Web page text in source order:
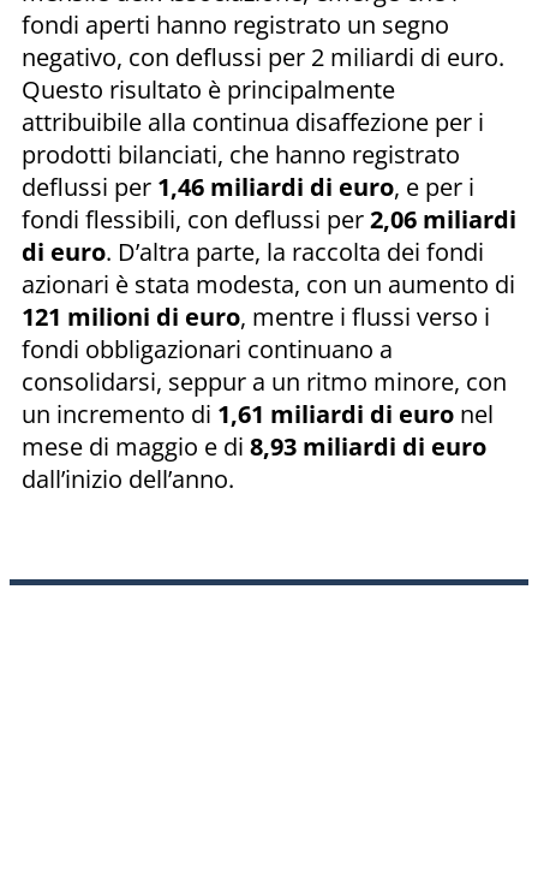
fondi aperti hanno registrato un segno
negativo, con deflussi per 2 miliardi di euro.
Questo risultato è principalmente
attribuibile alla continua disaffezione per i
prodotti bilanciati, che hanno registrato
deflussi per 1,46 miliardi di euro, e per i
fondi flessibili, con deflussi per2,06 miliardi
di euro. D’altra parte, la raccolta dei fondi
azionari è stata modesta, con un aumento di
121 milioni di euro, mentre i flussi verso i
fondi obbligazionari continuano a
consolidarsi, seppur a un ritmo minore, con
un incremento di 1,61 miliardi di euro nel
mese di maggio e di 8,93 miliardi di euro
dall’inizio dell’anno.